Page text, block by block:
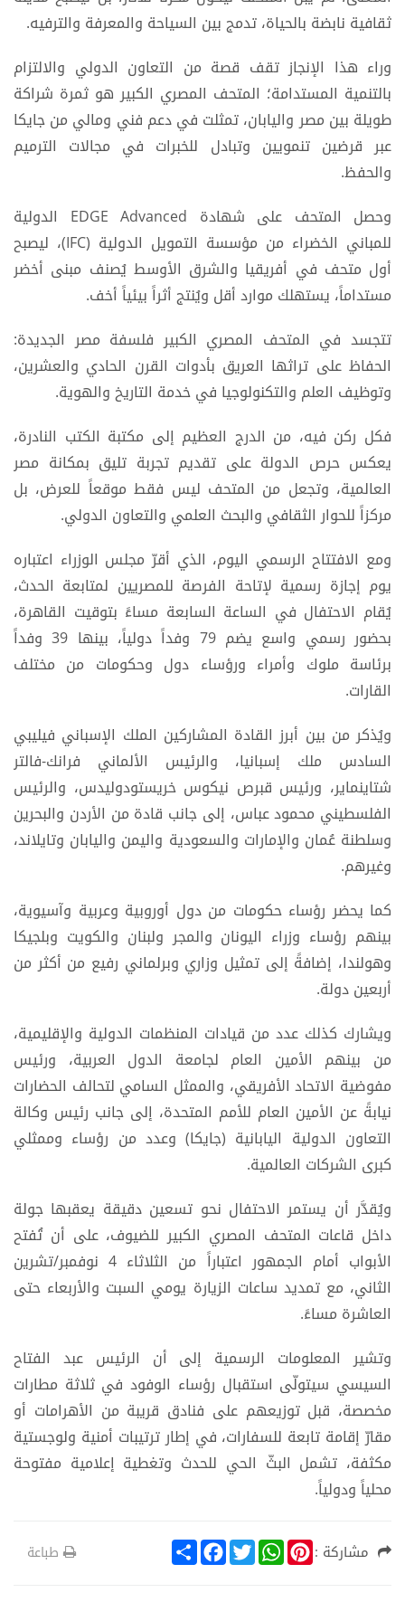
ثقافية نابضة بالحياة، تدمج بين السياحة والمعرفة والترفيه.
وراء هذا الإنجاز تقف قصة من التعاون الدولي والالتزام
بالتنمية المستدامة؛ المتحف المصري الكبير هو ثمرة شراكة
طويلة بين مصر واليابان، تمثلت في دعم فني ومالي من جايكا
عبر قرضين تنمويين وتبادل للخبرات في مجالات الترميم
والحفظ.
وحصل المتحف على شهادة EDGE Advanced الدولية
للمباني الخضراء من مؤسسة التمويل الدولية (IFC)، ليصبح
أول متحف في أفريقيا والشرق الأوسط يُصنف مبنى أخضر
مستداماً، يستهلك موارد أقل ويُنتج أثراً بيئياً أخف.
تتجسد في المتحف المصري الكبير فلسفة مصر الجديدة:
الحفاظ على تراثها العريق بأدوات القرن الحادي والعشرين،
وتوظيف العلم والتكنولوجيا في خدمة التاريخ والهوية.
فكل ركن فيه، من الدرج العظيم إلى مكتبة الكتب النادرة،
يعكس حرص الدولة على تقديم تجربة تليق بمكانة مصر
العالمية، وتجعل من المتحف ليس فقط موقعاً للعرض، بل
مركزاً للحوار الثقافي والبحث العلمي والتعاون الدولي.
ومع الافتتاح الرسمي اليوم، الذي أقرّ مجلس الوزراء اعتباره
يوم إجازة رسمية لإتاحة الفرصة للمصريين لمتابعة الحدث،
يُقام الاحتفال في الساعة السابعة مساءً بتوقيت القاهرة،
بحضور رسمي واسع يضم 79 وفداً دولياً، بينها 39 وفداً
برئاسة ملوك وأمراء ورؤساء دول وحكومات من مختلف
القارات.
ويُذكر من بين أبرز القادة المشاركين الملك الإسباني فيليبي
السادس ملك إسبانيا، والرئيس الألماني فرانك-فالتر
شتاينماير، ورئيس قبرص نيكوس خريستودوليدس، والرئيس
الفلسطيني محمود عباس، إلى جانب قادة من الأردن والبحرين
وسلطنة عُمان والإمارات والسعودية واليمن واليابان وتايلاند،
وغيرهم.
كما يحضر رؤساء حكومات من دول أوروبية وعربية وآسيوية،
بينهم رؤساء وزراء اليونان والمجر ولبنان والكويت وبلجيكا
وهولندا، إضافةً إلى تمثيل وزاري وبرلماني رفيع من أكثر من
أربعين دولة.
ويشارك كذلك عدد من قيادات المنظمات الدولية والإقليمية،
من بينهم الأمين العام لجامعة الدول العربية، ورئيس
مفوضية الاتحاد الأفريقي، والممثل السامي لتحالف الحضارات
نيابةً عن الأمين العام للأمم المتحدة، إلى جانب رئيس وكالة
التعاون الدولية اليابانية (جايكا) وعدد من رؤساء وممثلي
كبرى الشركات العالمية.
ويُقدَّر أن يستمر الاحتفال نحو تسعين دقيقة يعقبها جولة
داخل قاعات المتحف المصري الكبير للضيوف، على أن تُفتح
الأبواب أمام الجمهور اعتباراً من الثلاثاء 4 نوفمبر/تشرين
الثاني، مع تمديد ساعات الزيارة يومي السبت والأربعاء حتى
العاشرة مساءً.
وتشير المعلومات الرسمية إلى أن الرئيس عبد الفتاح
السيسي سيتولّى استقبال رؤساء الوفود في ثلاثة مطارات
مخصصة، قبل توزيعهم على فنادق قريبة من الأهرامات أو
مقارّ إقامة تابعة للسفارات، في إطار ترتيبات أمنية ولوجستية
مكثفة، تشمل البثّ الحي للحدث وتغطية إعلامية مفتوحة
محلياً ودولياً.
مشاركة : S
h
F
a
T
w
W
h
P
i طباعة